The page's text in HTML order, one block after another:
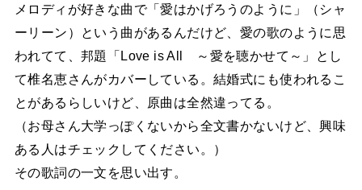
メロディが好きな曲で「愛はかげろうのように」（シャ
ーリーン）という曲があるんだけど、愛の歌のように思
われてて、邦題「Love is All ～愛を聴かせて～」とし
て椎名恵さんがカバーしている。結婚式にも使われるこ
とがあるらしいけど、原曲は全然違ってる。
（お母さん大学っぽくないから全文書かないけど、興味
ある人はチェックしてください。）
その歌詞の一文を思い出す。